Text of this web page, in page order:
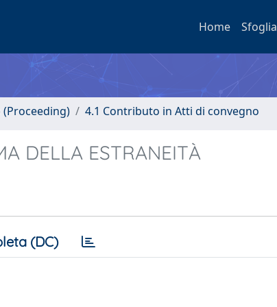
Home Sfoglia
4.1 Contributo in Atti di convegno
DELLA ESTRANEITÀ
(DC)